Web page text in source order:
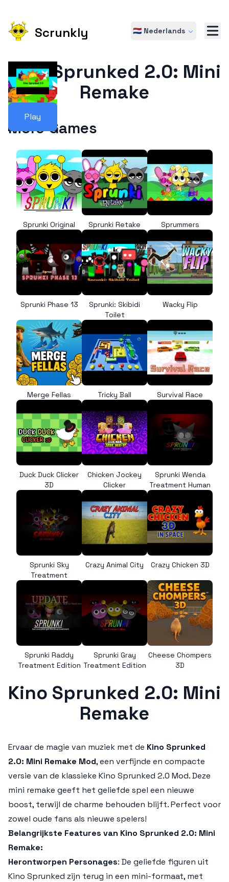
Scrunkly 🇳🇱 Nederlands
Play
Kino Sprunked 2.0: Mini
Remake
More Games
Sprunki Original Sprunki Retake Sprummers
Sprunki Phase 13
Sprunki: Skibidi
Toilet
Wacky Flip
Merge Fellas Tricky Ball Survival Race
Duck Duck Clicker
3D
Chicken Jockey
Clicker
Sprunki Wenda
Treatment Human
Sprunki Sky
Treatment
Crazy Animal City Crazy Chicken 3D
Sprunki Raddy
Treatment Edition
Sprunki Gray
Treatment Edition
Cheese Chompers
3D
Kino Sprunked 2.0: Mini
Remake
Ervaar de magie van muziek met de Kino Sprunked
2.0: Mini Remake Mod, een verfijnde en compacte
versie van de klassieke Kino Sprunked 2.0 Mod. Deze
mini remake geeft het geliefde spel een nieuwe
boost, terwijl de charme behouden blijft. Perfect voor
zowel oude fans als nieuwe spelers!
Belangrijkste Features van Kino Sprunked 2.0: Mini
Remake:
Herontworpen Personages: De geliefde figuren uit
Kino Sprunked zijn terug in een mini-formaat, met